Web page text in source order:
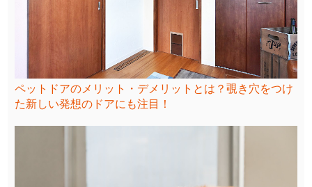
ペットドアのメリット・デメリットとは？覗き穴をつけ
た新しい発想のドアにも注目！